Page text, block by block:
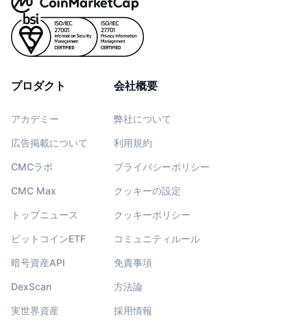
プロダクト
アカデミー
広告掲載について
CMCラボ
CMC Max
トップニュース
ビットコインETF
暗号資産API
DexScan
実世界資産
会社概要
弊社について
利用規約
プライバシーポリシー
クッキーの設定
クッキーポリシー
コミュニティルール
免責事項
方法論
採用情報